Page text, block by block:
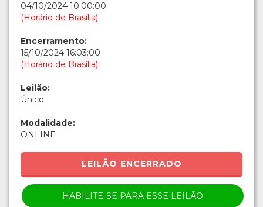
04/10/2024 10:00:00
(Horário de Brasília)
Encerramento:
15/10/2024 16:03:00
(Horário de Brasília)
Leilão:
Único
Modalidade:
ONLINE
LEILÃO ENCERRADO
HABILITE-SE PARA ESSE LEILÃO